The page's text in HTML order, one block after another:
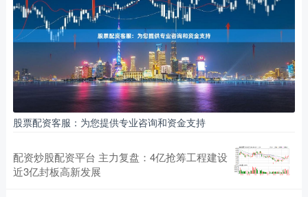
股票配资客服：为您提供专业咨询和资金支持
配资炒股配资平台 主力复盘：4亿抢筹工程建设
近3亿封板高新发展